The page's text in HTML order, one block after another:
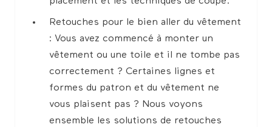
Retouches pour le bien aller du vêtement
: Vous avez commencé à monter un
vêtement ou une toile et il ne tombe pas
correctement ? Certaines lignes et
formes du patron et du vêtement ne
vous plaisent pas ? Nous voyons
ensemble les solutions de retouches